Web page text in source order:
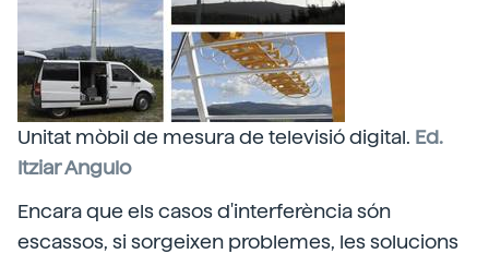
Unitat mòbil de mesura de televisió digital. Ed.
Itziar Angulo
Encara que els casos d'interferència són
escassos, si sorgeixen problemes, les solucions